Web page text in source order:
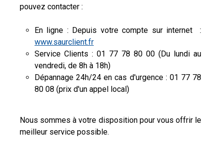
pouvez contacter :
En ligne : Depuis votre compte sur internet :
www.saurclient.fr
Service Clients : 01 77 78 80 00 (Du lundi au
vendredi, de 8h à 18h)
Dépannage 24h/24 en cas d'urgence : 01 77 78
80 08 (prix d'un appel local)
Nous sommes à votre disposition pour vous offrir le
meilleur service possible.